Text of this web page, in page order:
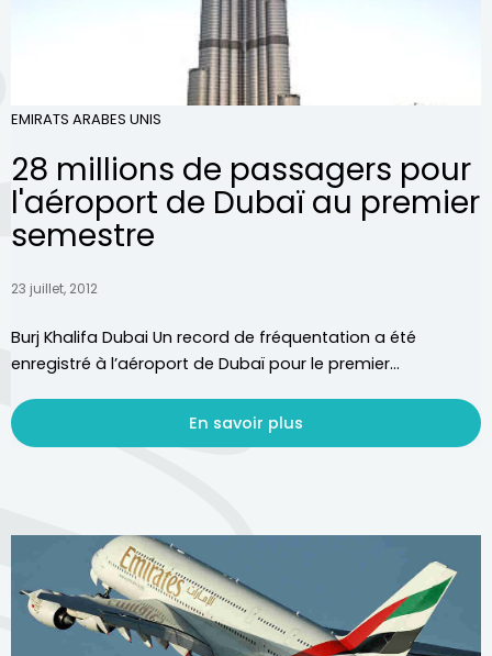
EMIRATS ARABES UNIS
28 millions de passagers pour
l'aéroport de Dubaï au premier
semestre
23 juillet, 2012
Burj Khalifa Dubai Un record de fréquentation a été
enregistré à l’aéroport de Dubaï pour le premier...
En savoir plus